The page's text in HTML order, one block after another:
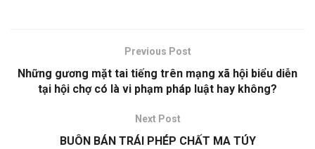
Previous Post
Những gương mặt tai tiếng trên mạng xã hội biểu diễn
tại hội chợ có là vi phạm pháp luật hay không?
Next Post
BUÔN BÁN TRÁI PHÉP CHẤT MA TÚY